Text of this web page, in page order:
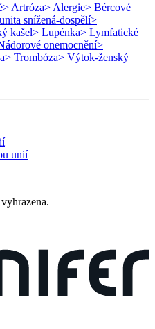
> Artróza> Alergie> Bércové
snížená-dospělí>
kašel> Lupénka> Lymfatické
onemocnění>
> Trombóza> Výtok-ženský
unií